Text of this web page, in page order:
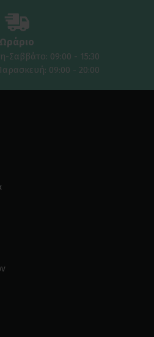
Ωράριο
Σαββάτο: 09:00 - 15:30
09:00 - 20:00